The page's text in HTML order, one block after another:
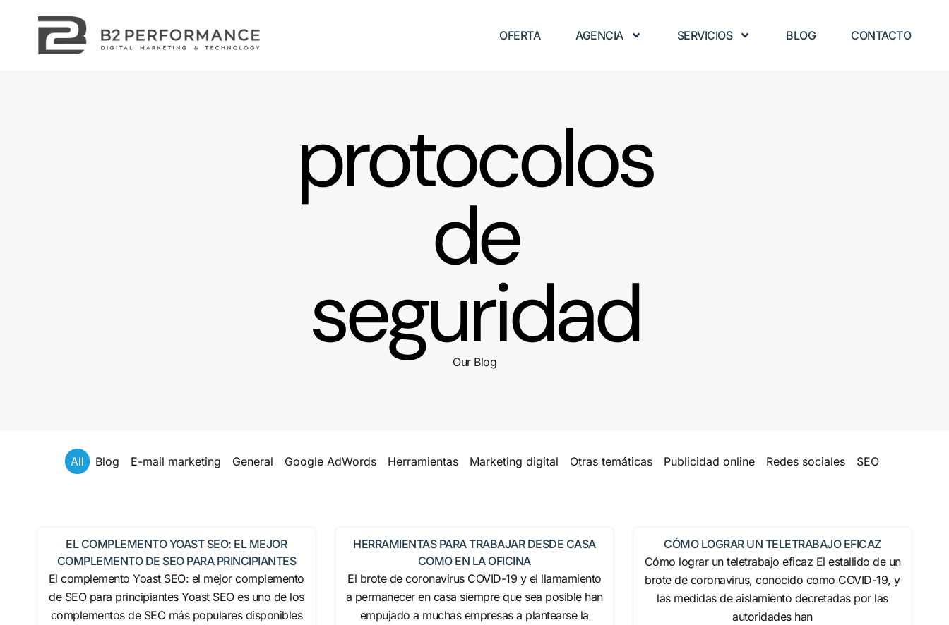
OFERTA AGENCIA SERVICIOS BLOG CONTACTO
protocolos
de
seguridad
Our Blog
Blog E-mail marketing General Google AdWords Herramientas Marketing digital Otras temáticas Publicidad online Redes sociales SEO
All
EL COMPLEMENTO YOAST SEO: EL MEJOR
COMPLEMENTO DE SEO PARA PRINCIPIANTES
El complemento Yoast SEO: el mejor complemento
de SEO para principiantes Yoast SEO es uno de los
complementos de SEO más populares disponibles
HERRAMIENTAS PARA TRABAJAR DESDE CASA
COMO EN LA OFICINA
El brote de coronavirus COVID-19 y el llamamiento
a permanecer en casa siempre que sea posible han
empujado a muchas empresas a plantearse la
CÓMO LOGRAR UN TELETRABAJO EFICAZ
Cómo lograr un teletrabajo eficaz El estallido de un
brote de coronavirus, conocido como COVID-19, y
las medidas de aislamiento decretadas por las
autoridades han